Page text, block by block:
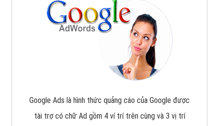
Google Ads là hình thức quảng cáo của Google được
tài trợ có chữ Ad gồm 4 ví trí trên cùng và 3 vị trí